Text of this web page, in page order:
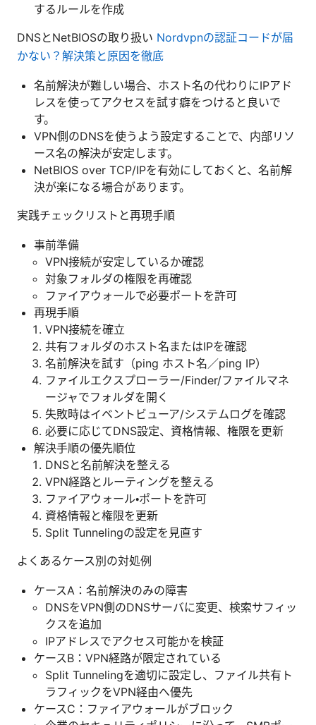
するルールを作成
DNSとNetBIOSの取り扱い Nordvpnの認証コードが届
かない？解決策と原因を徹底
名前解決が難しい場合、ホスト名の代わりにIPアド
レスを使ってアクセスを試す癖をつけると良いで
す。
VPN側のDNSを使うよう設定することで、内部リソ
ース名の解決が安定します。
NetBIOS over TCP/IPを有効にしておくと、名前解
決が楽になる場合があります。
実践チェックリストと再現手順
事前準備
VPN接続が安定しているか確認
対象フォルダの権限を再確認
ファイアウォールで必要ポートを許可
再現手順
VPN接続を確立
共有フォルダのホスト名またはIPを確認
名前解決を試す（ping ホスト名／ping IP）
ファイルエクスプローラー/Finder/ファイルマネ
ージャでフォルダを開く
失敗時はイベントビューア/システムログを確認
必要に応じてDNS設定、資格情報、権限を更新
解決手順の優先順位
DNSと名前解決を整える
VPN経路とルーティングを整える
ファイアウォール・ポートを許可
資格情報と権限を更新
Split Tunnelingの設定を見直す
よくあるケース別の対処例
ケースA：名前解決のみの障害
DNSをVPN側のDNSサーバに変更、検索サフィッ
クスを追加
IPアドレスでアクセス可能かを検証
ケースB：VPN経路が限定されている
Split Tunnelingを適切に設定し、ファイル共有ト
ラフィックをVPN経由へ優先
ケースC：ファイアウォールがブロック